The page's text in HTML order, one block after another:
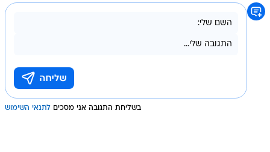
בשליחת התגובה אני מסכים לתנאי השימוש